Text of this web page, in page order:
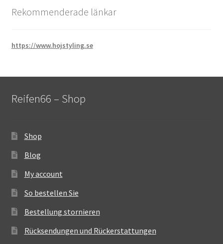
Rekommenderade länkar
https://www.hojstyling.se
Reifen66 – Shop
Shop
Blog
My account
So bestellen Sie
Bestellung stornieren
Rücksendungen und Rückerstattungen